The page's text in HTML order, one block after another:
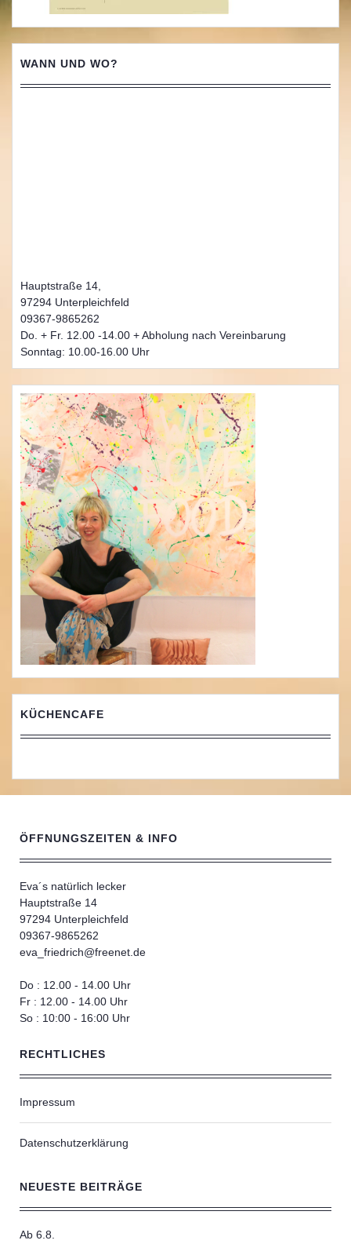
WANN UND WO?
Hauptstraße 14,
97294 Unterpleichfeld
09367-9865262
Do. + Fr. 12.00 -14.00 + Abholung nach Vereinbarung
Sonntag: 10.00-16.00 Uhr
KÜCHENCAFE
ÖFFNUNGSZEITEN & INFO
Eva´s natürlich lecker
Hauptstraße 14
97294 Unterpleichfeld
09367-9865262
eva_friedrich@freenet.de
Do : 12.00 - 14.00 Uhr
Fr : 12.00 - 14.00 Uhr
So : 10:00 - 16:00 Uhr
RECHTLICHES
Impressum
Datenschutzerklärung
NEUESTE BEITRÄGE
Ab 6.8.